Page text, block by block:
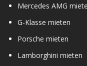
Mercedes AMG
G-Klasse mieten
Porsche mieten
Lamborghini mieten